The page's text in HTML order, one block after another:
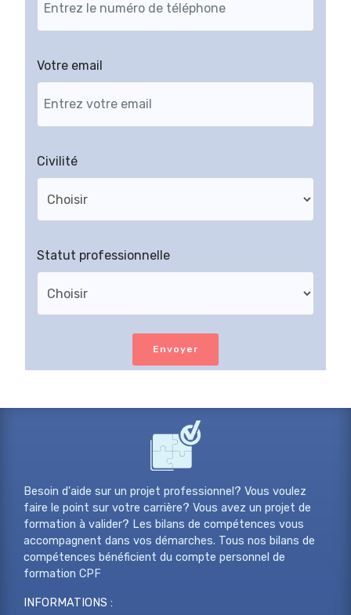
Votre email
Civilité
Statut professionnelle
Envoyer
Besoin d'aide sur un projet professionnel? Vous voulez
faire le point sur votre carrière? Vous avez un projet de
formation à valider? Les bilans de compétences vous
accompagnent dans vos démarches. Tous nos bilans de
compétences bénéficient du compte personnel de
formation CPF
INFORMATIONS :